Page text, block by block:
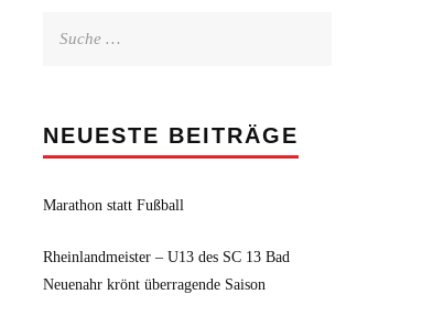
NEUESTE BEITRÄGE
Marathon statt Fußball
Rheinlandmeister – U13 des SC 13 Bad
Neuenahr krönt überragende Saison